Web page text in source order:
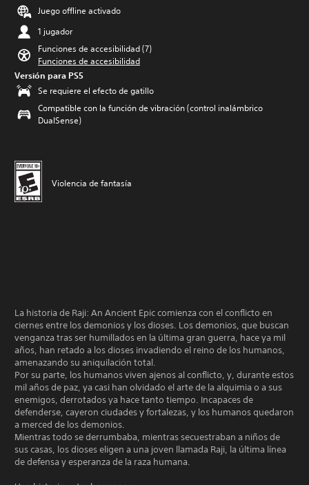
Juego offline activado
1 jugador
Funciones de accesibilidad (7)
Funciones de accesibilidad
Versión para PS5
Se requiere el efecto de gatillo
Compatible con la función de vibración (control inalámbrico
DualSense)
Violencia de fantasía
La historia de Raji: An Ancient Epic comienza con el conflicto en
ciernes entre los demonios y los dioses. Los demonios, que buscan
venganza tras ser humillados en la última gran guerra, hace ya mil
años, han retado a los dioses invadiendo el reino de los humanos,
amenazando su aniquilación total.
Por su parte, los humanos viven ajenos al conflicto, y, durante estos
mil años de paz, ya casi han olvidado el arte de la alquimia o a sus
enemigos, derrotados ya hace tanto tiempo. Incapaces de
defenderse, cayeron ciudades y fortalezas, y los humanos quedaron
a merced de los demonios.
Mientras todo se derrumbaba, mientras secuestraban a niños de
sus casas, los dioses eligen a una joven llamada Raji, la última línea
de defensa y esperanza de la raza humana.